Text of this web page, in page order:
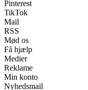
Pinterest
TikTok
Mail
RSS
Mød os
Få hjælp
Medier
Reklame
Min konto
Nyhedsmail